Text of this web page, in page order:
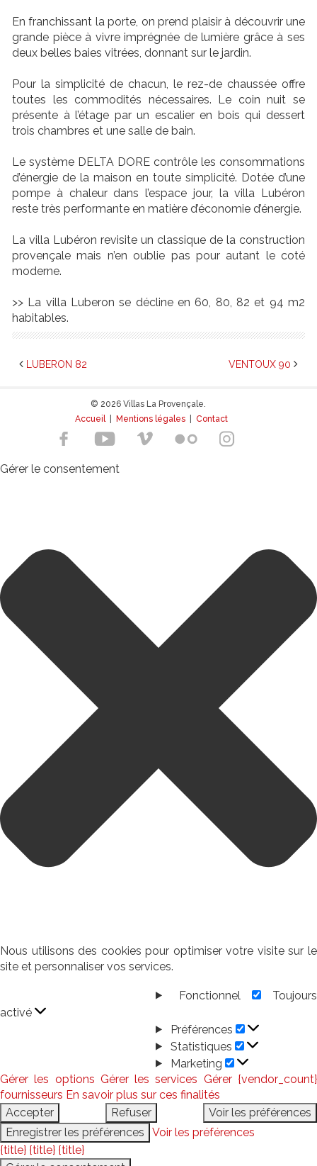
En franchissant la porte, on prend plaisir à découvrir une
grande pièce à vivre imprégnée de lumière grâce à ses
deux belles baies vitrées, donnant sur le jardin.
Pour la simplicité de chacun, le rez-de chaussée offre
toutes les commodités nécessaires. Le coin nuit se
présente à l’étage par un escalier en bois qui dessert
trois chambres et une salle de bain.
Le système DELTA DORE contrôle les consommations
d’énergie de la maison en toute simplicité. Dotée d’une
pompe à chaleur dans l’espace jour, la villa Lubéron
reste très performante en matière d’économie d’énergie.
La villa Lubéron revisite un classique de la construction
provençale mais n’en oublie pas pour autant le coté
moderne.
>> La villa Luberon se décline en 60, 80, 82 et 94 m2
habitables.
LUBERON 82 VENTOUX 90
© 2026 Villas La Provençale.
Accueil| Mentions légales Contact
Gérer le consentement
Nous utilisons des cookies pour optimiser votre visite sur le
site et personnaliser vos services.
Fonctionnel
Toujours
activé
Préférences
Statistiques
Marketing
Gérer les options Gérer les services Gérer {vendor_count}
fournisseurs En savoir plus sur ces finalités
Accepter
Refuser
Voir les préférences
Enregistrer les préférences
Voir les préférences
{title} {title} {title}